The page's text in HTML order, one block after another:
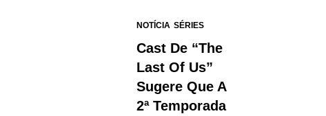
NOTÍCIA SÉRIES
Cast De “The
Last Of Us”
Sugere Que A
2ª Temporada